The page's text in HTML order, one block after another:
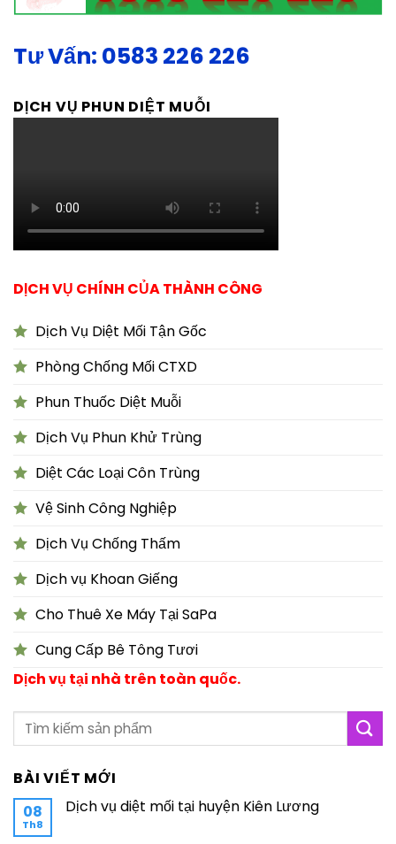
Tư Vấn: 0583 226 226
DỊCH VỤ PHUN DIỆT MUỖI
DỊCH VỤ CHÍNH CỦA THÀNH CÔNG
Dịch Vụ Diệt Mối Tận Gốc
Phòng Chống Mối CTXD
Phun Thuốc Diệt Muỗi
Dịch Vụ Phun Khử Trùng
Diệt Các Loại Côn Trùng
Vệ Sinh Công Nghiệp
Dịch Vụ Chống Thấm
Dịch vụ Khoan Giếng
Cho Thuê Xe Máy Tại SaPa
Cung Cấp Bê Tông Tươi
Dịch vụ tại nhà trên toàn quốc.
BÀI VIẾT MỚI
08
Th8
Dịch vụ diệt mối tại huyện Kiên Lương